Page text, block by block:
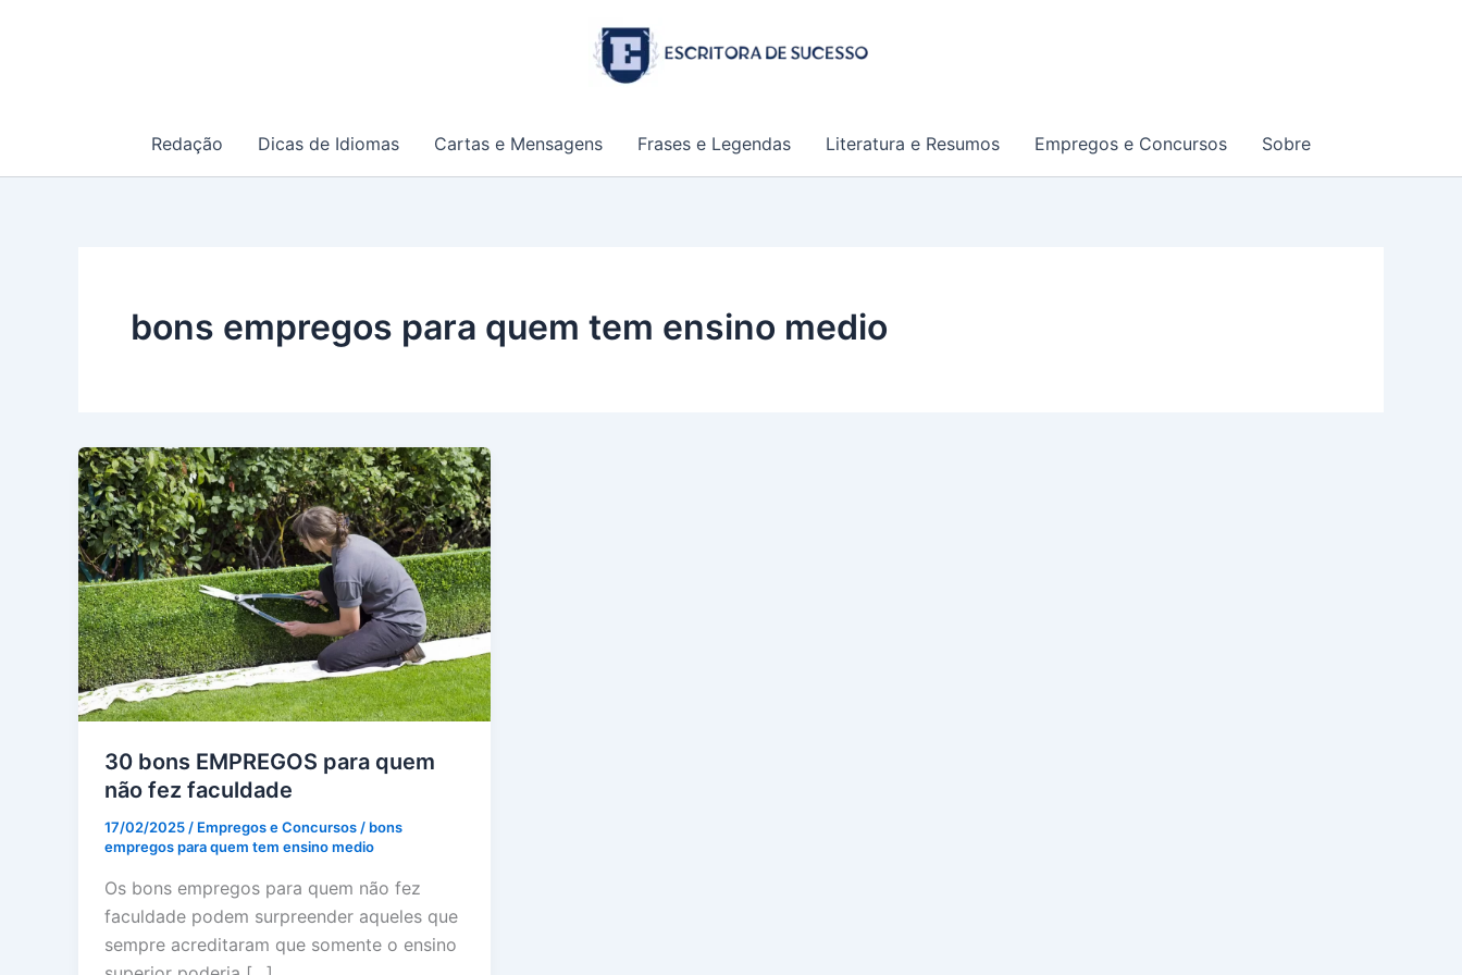
Redação Dicas de Idiomas Cartas e Mensagens Frases e Legendas Literatura e Resumos Empregos e Concursos Sobre
bons empregos para quem tem ensino medio
30 bons EMPREGOS para quem
não fez faculdade
17/02/2025 / Empregos e Concursos / bons
empregos para quem tem ensino medio
Os bons empregos para quem não fez
faculdade podem surpreender aqueles que
sempre acreditaram que somente o ensino